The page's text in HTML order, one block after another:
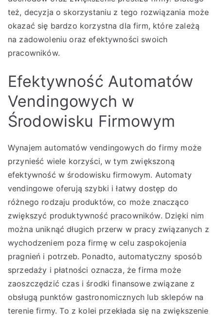
też, decyzja o skorzystaniu z tego rozwiązania może
okazać się bardzo korzystna dla firm, które zależą
na zadowoleniu oraz efektywności swoich
pracowników.
Efektywność Automatów
Vendingowych w
Środowisku Firmowym
Wynajem automatów vendingowych do firmy może
przynieść wiele korzyści, w tym zwiększoną
efektywność w środowisku firmowym. Automaty
vendingowe oferują szybki i łatwy dostęp do
różnego rodzaju produktów, co może znacząco
zwiększyć produktywność pracowników. Dzięki nim
można uniknąć długich przerw w pracy związanych z
wychodzeniem poza firmę w celu zaspokojenia
pragnień i potrzeb. Ponadto, automatyczny sposób
sprzedaży i płatności oznacza, że firma może
zaoszczędzić czas i środki finansowe związane z
obsługą punktów gastronomicznych lub sklepów na
terenie firmy. To z kolei przekłada się na zwiększenie